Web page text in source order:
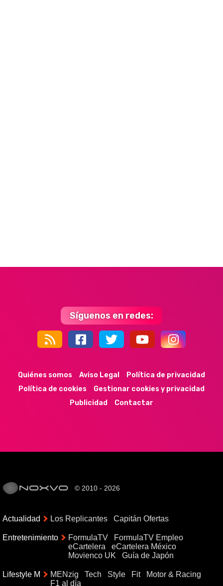
Síguenos en redes:
44k 9k 35k 352
Quiénes somos Aviso Legal
Política de privacidad
Política de cookies
Gestionar cookies y privacidad
Publicidad
Contactar
© 2010 - 2026
Actualidad Los Replicantes Capitán Ofertas
Entretenimiento FormulaTV
FormulaTV Empleo
eCartelera
eCartelera México
Movienco UK
Guía de Japón
Lifestyle M MENzig Tech Style Fit
Motor & Racing
F1 al día